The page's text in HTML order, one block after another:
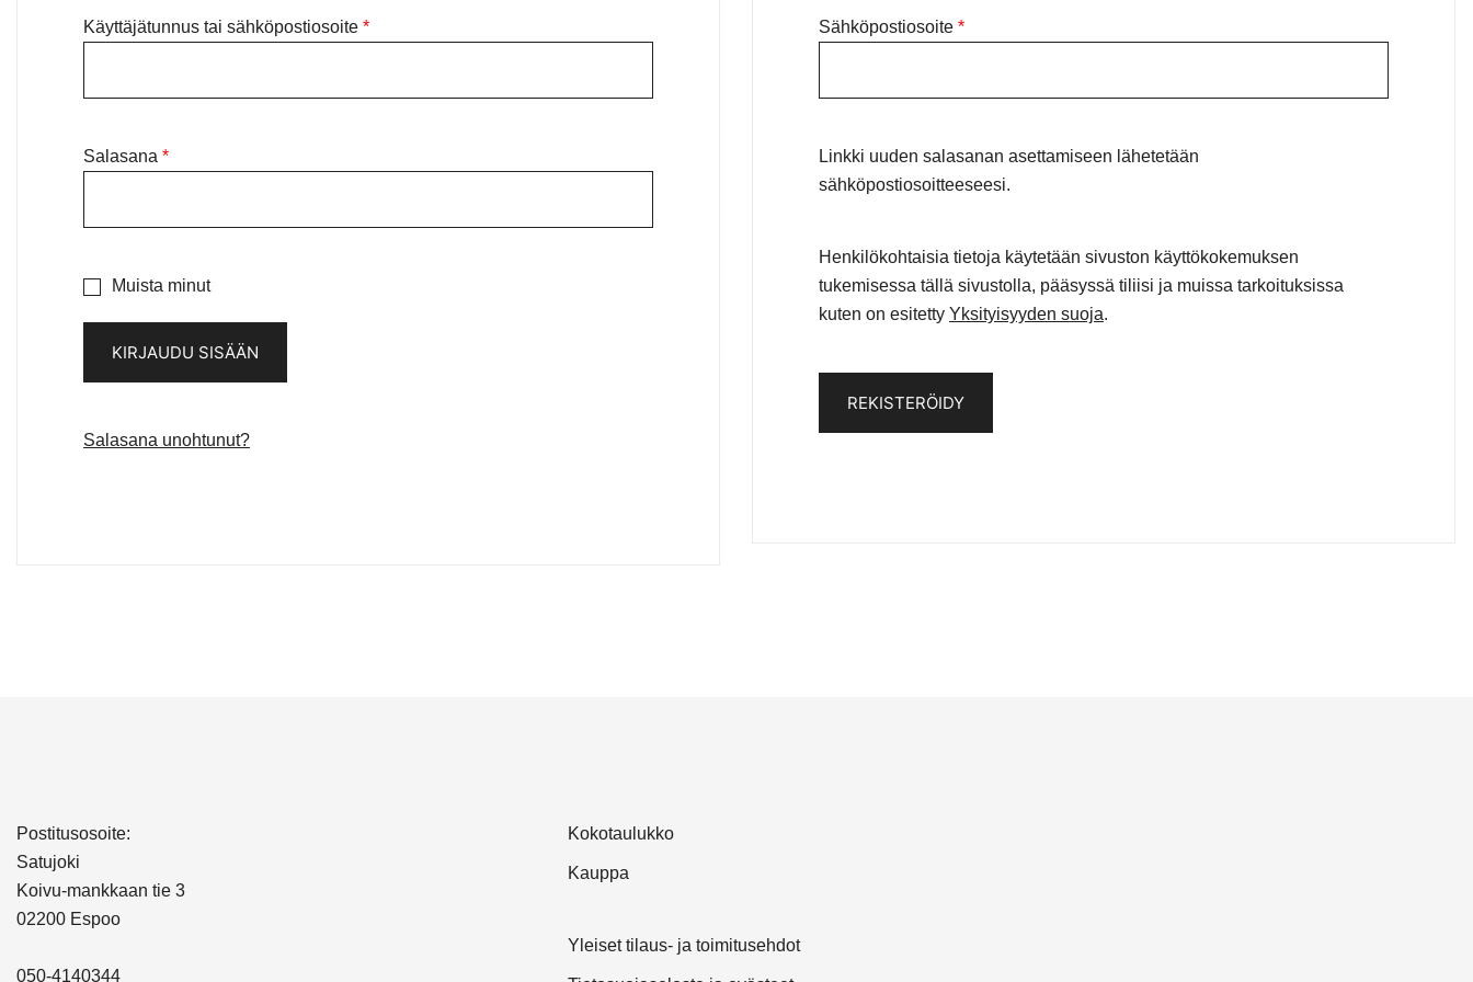
Käyttäjätunnus tai sähköpostiosoite *Vaaditaan
Salasana *Vaaditaan
Muista minut
KIRJAUDU SISÄÄN
Salasana unohtunut?
Sähköpostiosoite *Vaaditaan
Linkki uuden salasanan asettamiseen lähetetään
sähköpostiosoitteeseesi.
Henkilökohtaisia tietoja käytetään sivuston käyttökokemuksen
tukemisessa tällä sivustolla, pääsyssä tiliisi ja muissa tarkoituksissa
kuten on esitetty Yksityisyyden suoja.
REKISTERÖIDY
Postitusosoite:
Satujoki
Koivu-mankkaan tie 3
02200 Espoo
050-4140344
Kokotaulukko
Kauppa
Yleiset tilaus- ja toimitusehdot